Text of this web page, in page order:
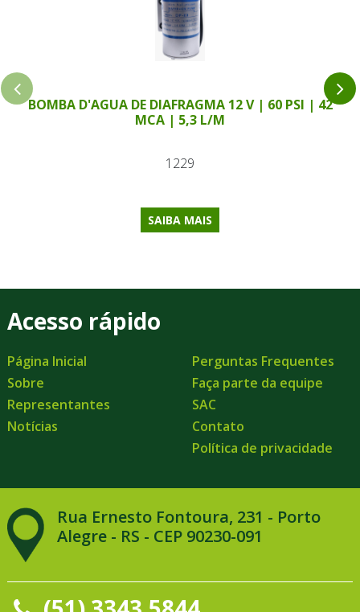
BOMBA D'AGUA DE DIAFRAGMA 12 V | 60 PSI | 42
MCA | 5,3 L/M
1229
SAIBA MAIS
Acesso rápido
Página Inicial
Sobre
Representantes
Notícias
Perguntas Frequentes
Faça parte da equipe
SAC
Contato
Política de privacidade
Rua Ernesto Fontoura, 231 - Porto
Alegre - RS - CEP 90230-091